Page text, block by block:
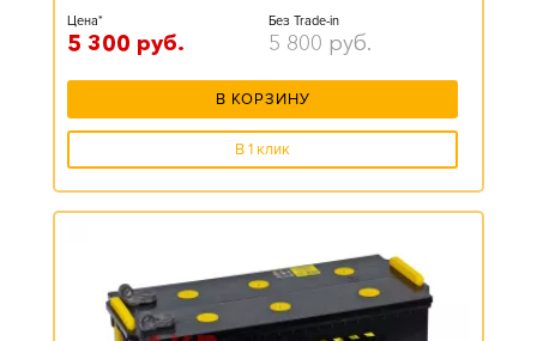
Цена*
5 300 руб.
Без Trade-in
5 800 руб.
В КОРЗИНУ
В 1 клик